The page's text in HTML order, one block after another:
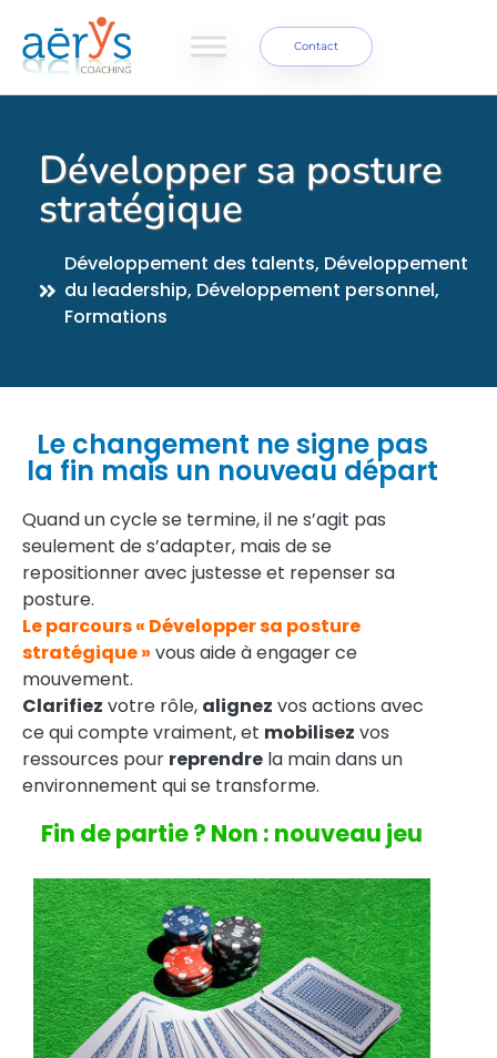
Contact
Développer sa posture
stratégique
Développement des talents, Développement
du leadership, Développement personnel,
Formations
Le changement ne signe pas
la fin mais un nouveau départ
Quand un cycle se termine, il ne s’agit pas
seulement de s’adapter, mais de se
repositionner avec justesse et repenser sa
posture.
Le parcours « Développer sa posture
stratégique » vous aide à engager ce
mouvement.
Clarifiez votre rôle, alignez vos actions avec
ce qui compte vraiment, et mobilisez vos
ressources pour reprendre la main dans un
environnement qui se transforme.
Fin de partie ? Non : nouveau jeu